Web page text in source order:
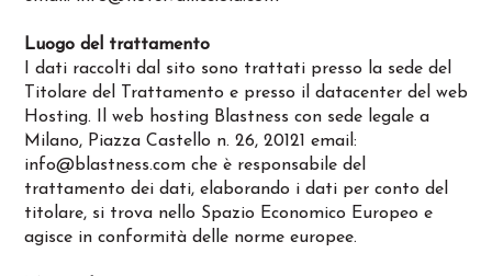
Luogo del trattamento
I dati raccolti dal sito sono trattati presso la sede del
Titolare del Trattamento e presso il datacenter del web
Hosting. Il web hosting Blastness con sede legale a
Milano, Piazza Castello n. 26, 20121 email:
info@blastness.comche è responsabile del
trattamento dei dati, elaborando i dati per conto del
titolare, si trova nello Spazio Economico Europeo e
agisce in conformità delle norme europee.